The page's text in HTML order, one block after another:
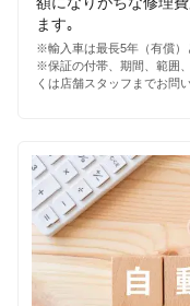
ます｡
※輸入車は最長5年（有償）
※保証の付帯、期間、範囲
くは店舗スタッフまでお問